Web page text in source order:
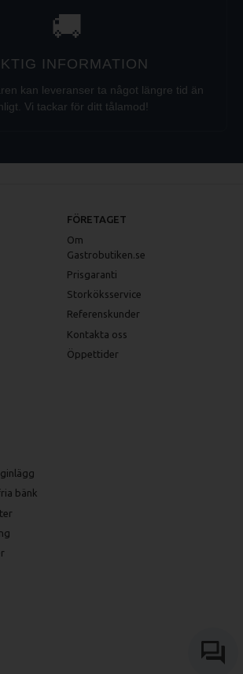
🚚
INFORMATION
kan leveranser ta något längre tid än
Vi tackar för ditt tålamod!
FÖRETAGET
Om
Gastrobutiken.se
Prisgaranti
Storköksservice
Referenskunder
Kontakta oss
Öppettider
bänk